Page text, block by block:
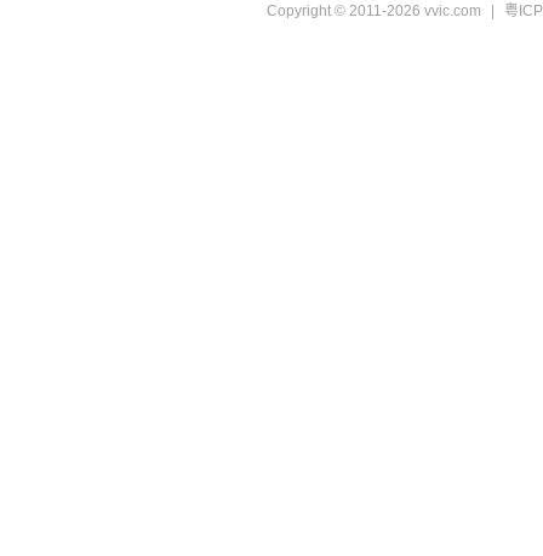
Copyright © 2011-2026 vvic.com | 粤